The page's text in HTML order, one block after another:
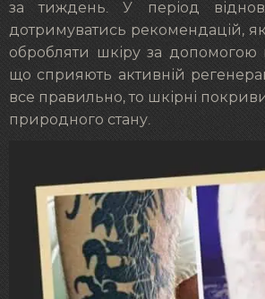
за тиждень. У період
дотримуватись рекомендацій,
обробляти шкіру за допомогою
що сприяють активній
все правильно, то шкірні
природного стану.